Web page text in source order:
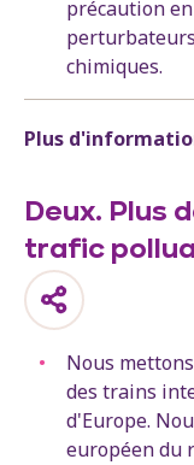
précaution
chimiques.
Plus
Deux. Plus
trafic
Nous
des trains
d'Europe.
européen du